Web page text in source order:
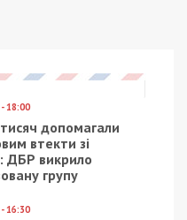
18:00
допомагали
втекти зі
ДБР викрило
групу
16:30